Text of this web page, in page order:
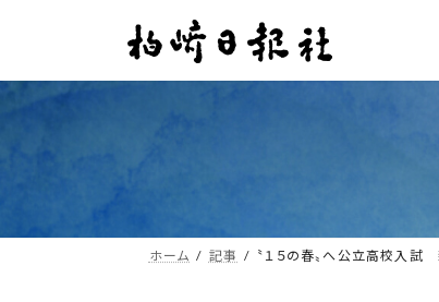
ン
ー
ホーム 記事 〝１５の春〟へ公立高校入